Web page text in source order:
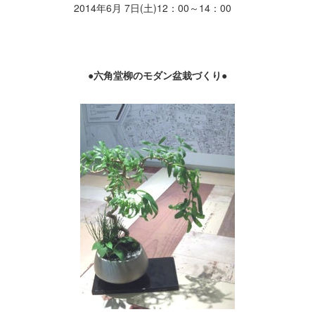
2014年6月 7日(土)12 ： 00 ～ 14 ： 00
●六角堂柳のモダン盆栽づくり●